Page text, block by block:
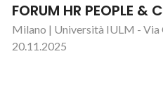
FORUM HR PEOPLE &
Milano | Università IULM - Via
20.11.2025